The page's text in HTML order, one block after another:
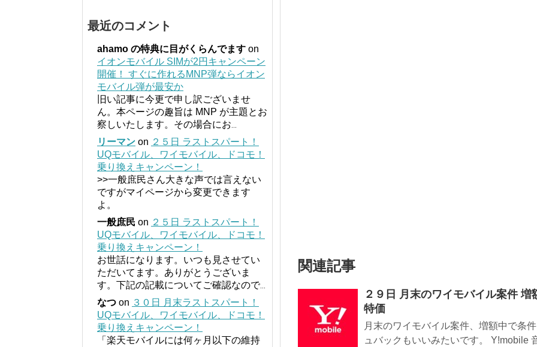
関連記事
２９日 月末のワイモバイル案件
特価
月末のワイモバイル案件、増額中で条
ュバックもいいみたいです。 Y!mobile
最近のコメント
ahamo の特典に目がくらんでます on
イオンモバイル SIMが2円キャンペーン
開催！ すぐに作れるMNP弾ならイオン
モバイル弾が最安か
旧い記事に今更で申し訳ございませ
ん。本ページの趣旨は MNP が主題とお
察しいたします。その場合にお
リーマン on ２５日 ラストスパート！
UQモバイル、ワイモバイル、ドコモ！
乗り換えキャンペーン！
>>一般庶民さん大きな声では言えない
ですがマイページから変更できます
よ。
一般庶民 on ２５日 ラストスパート！
UQモバイル、ワイモバイル、ドコモ！
乗り換えキャンペーン！
お世話になります。いつも見させてい
ただいてます。ありがとうございま
す。下記の記載についてご確認なので...
なつ on ３０日 月末ラストスパート！
UQモバイル、ワイモバイル、ドコモ！
乗り換えキャンペーン！
「楽天モバイルには何ヶ月以下の維持